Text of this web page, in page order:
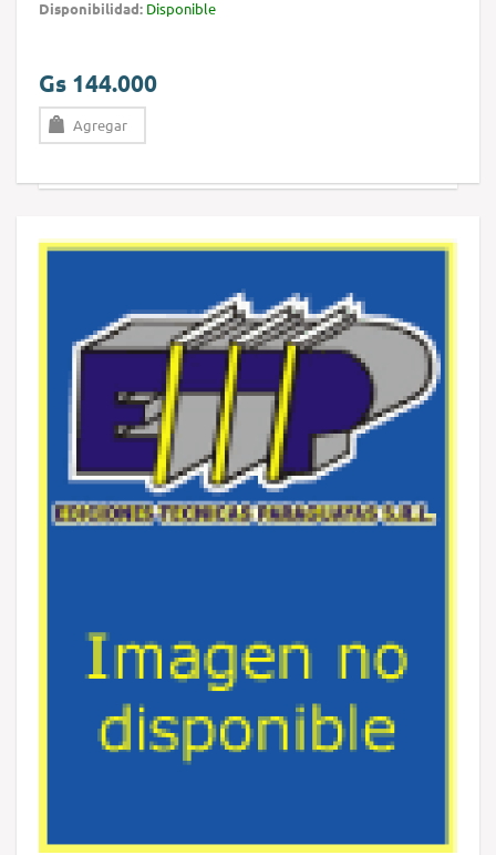
Disponibilidad: Disponible
Gs 144.000
Agregar